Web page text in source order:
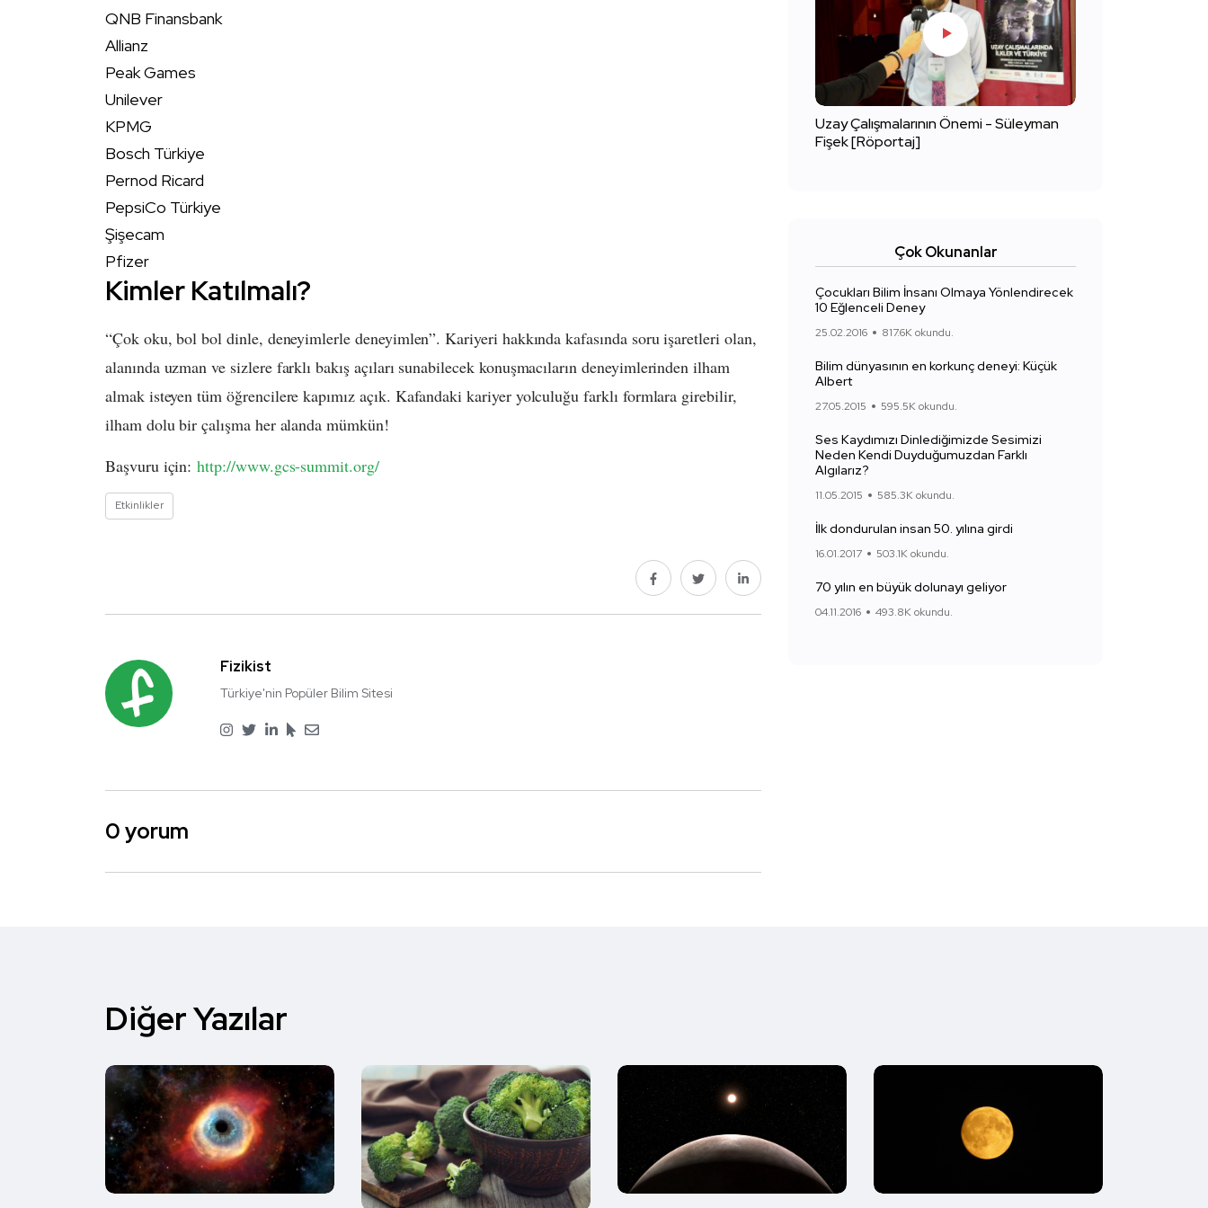
QNB Finansbank
Allianz
Peak Games
Unilever
KPMG
Bosch Türkiye
Pernod Ricard
PepsiCo Türkiye
Şişecam
Pfizer
Kimler Katılmalı?
“Çok oku, bol bol dinle, deneyimlerle deneyimlen”. Kariyeri hakkında kafasında soru işaretleri olan,
alanında uzman ve sizlere farklı bakış açıları sunabilecek konuşmacıların deneyimlerinden ilham
almak isteyen tüm öğrencilere kapımız açık. Kafandaki kariyer yolculuğu farklı formlara girebilir,
ilham dolu bir çalışma her alanda mümkün!
Başvuru için:http://www.gcs-summit.org/
Etkinlikler
Fizikist
Türkiye'nin Popüler Bilim Sitesi
0 yorum
Uzay Çalışmalarının Önemi - Süleyman
Fişek [Röportaj]
Çok Okunanlar
Çocukları Bilim İnsanı Olmaya Yönlendirecek
10 Eğlenceli Deney
25.02.2016 817.6K okundu.
Bilim dünyasının en korkunç deneyi: Küçük
Albert
27.05.2015 595.5K okundu.
Ses Kaydımızı Dinlediğimizde Sesimizi
Neden Kendi Duyduğumuzdan Farklı
Algılarız?
11.05.2015 585.3K okundu.
İlk dondurulan insan 50. yılına girdi
16.01.2017 503.1K okundu.
70 yılın en büyük dolunayı geliyor
04.11.2016 493.8K okundu.
Diğer Yazılar